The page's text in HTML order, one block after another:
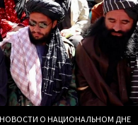
НОВОСТИ О НАЦИОНАЛЬНОМ ДНЕ